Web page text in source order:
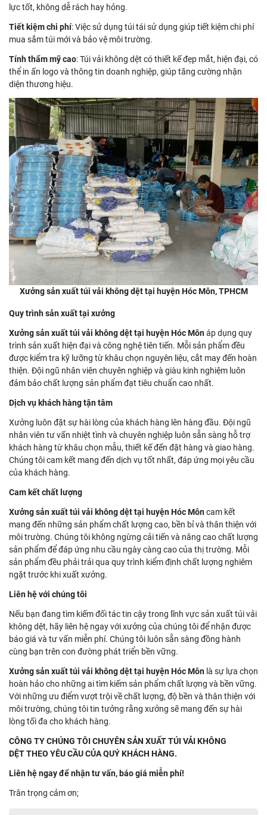
lực tốt, không dễ rách hay hỏng.
Tiết kiệm chi phí: Việc sử dụng túi tái sử dụng giúp tiết kiệm chi phí
mua sắm túi mới và bảo vệ môi trường.
Tính thẩm mỹ cao: Túi vải không dệt có thiết kế đẹp mắt, hiện đại, có
thể in ấn logo và thông tin doanh nghiệp, giúp tăng cường nhận
diện thương hiệu.
Xưởng sản xuất túi vải không dệt tại huyện Hóc Môn, TPHCM
Quy trình sản xuất tại xưởng
Xưởng sản xuất túi vải không dệt tại huyện Hóc Mônáp dụng quy
trình sản xuất hiện đại và công nghệ tiên tiến. Mỗi sản phẩm đều
được kiểm tra kỹ lưỡng từ khâu chọn nguyên liệu, cắt may đến hoàn
thiện. Đội ngũ nhân viên chuyên nghiệp và giàu kinh nghiệm luôn
đảm bảo chất lượng sản phẩm đạt tiêu chuẩn cao nhất.
Dịch vụ khách hàng tận tâm
Xưởng luôn đặt sự hài lòng của khách hàng lên hàng đầu. Đội ngũ
nhân viên tư vấn nhiệt tình và chuyên nghiệp luôn sẵn sàng hỗ trợ
khách hàng từ khâu chọn mẫu, thiết kế đến đặt hàng và giao hàng.
Chúng tôi cam kết mang đến dịch vụ tốt nhất, đáp ứng mọi yêu cầu
của khách hàng.
Cam kết chất lượng
Xưởng sản xuất túi vải không dệt tại huyện Hóc Môncam kết
mang đến những sản phẩm chất lượng cao, bền bỉ và thân thiện với
môi trường. Chúng tôi không ngừng cải tiến và nâng cao chất lượng
sản phẩm để đáp ứng nhu cầu ngày càng cao của thị trường. Mỗi
sản phẩm đều phải trải qua quy trình kiểm định chất lượng nghiêm
ngặt trước khi xuất xưởng.
Liên hệ với chúng tôi
Nếu bạn đang tìm kiếm đối tác tin cậy trong lĩnh vực sản xuất túi vải
không dệt, hãy liên hệ ngay với xưởng của chúng tôi để nhận được
báo giá và tư vấn miễn phí. Chúng tôi luôn sẵn sàng đồng hành
cùng bạn trên con đường phát triển bền vững.
Xưởng sản xuất túi vải không dệt tại huyện Hóc Môn là sự lựa chọn
hoàn hảo cho những ai tìm kiếm sản phẩm chất lượng và bền vững.
Với những ưu điểm vượt trội về chất lượng, độ bền và thân thiện với
môi trường, chúng tôi tin tưởng rằng xưởng sẽ mang đến sự hài
lòng tối đa cho khách hàng.
CÔNG TY CHÚNG TÔI CHUYÊN SẢN XUẤT TÚI VẢI KHÔNG
DỆT THEO YÊU CẦU CỦA QUÝ KHÁCH HÀNG.
Liên hệ ngay để nhận tư vấn, báo giá miễn phí!
Trân trọng cảm ơn;